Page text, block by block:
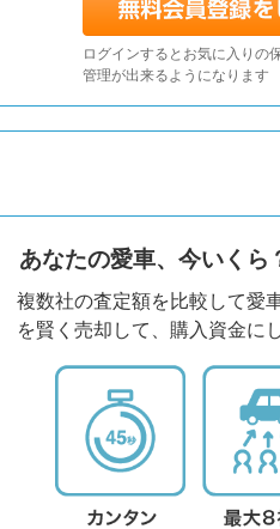
ログインするとお気に入りの
管理が出来るようになります
あなたの愛車、今いくら
複数社の査定額を比較して愛
を賢く売却して、購入資金に